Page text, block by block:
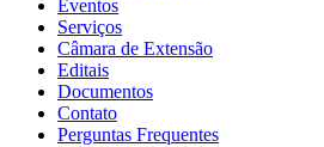
Eventos
Serviços
Câmara de Extensão
Editais
Documentos
Contato
Perguntas Frequentes